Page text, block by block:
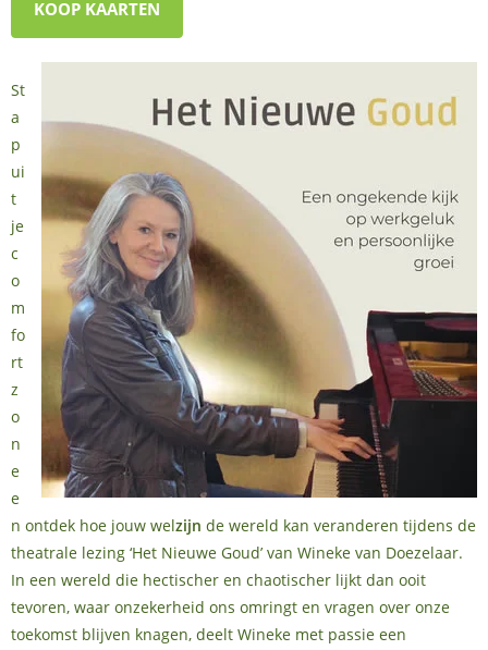
KOOP KAARTEN
St
a
p
ui
t
je
c
o
m
fo
rt
z
o
n
e
e
n ontdek hoe jouw welzijn de wereld kan veranderen tijdens de
theatrale lezing ‘Het Nieuwe Goud’ van Wineke van Doezelaar.
In een wereld die hectischer en chaotischer lijkt dan ooit
tevoren, waar onzekerheid ons omringt en vragen over onze
toekomst blijven knagen, deelt Wineke met passie een